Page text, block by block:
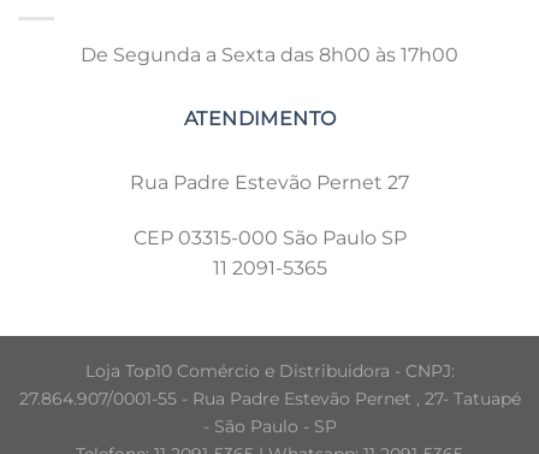
De Segunda a Sexta das 8h00 às 17h00
Rua Padre Estevão Pernet 27
CEP 03315-000 São Paulo SP
11 2091-5365
Loja Top10 Comércio e Distribuidora - CNPJ:
27.864.907/0001-55 - Rua Padre Estevão Pernet , 27- Tatuapé
- São Paulo - SP